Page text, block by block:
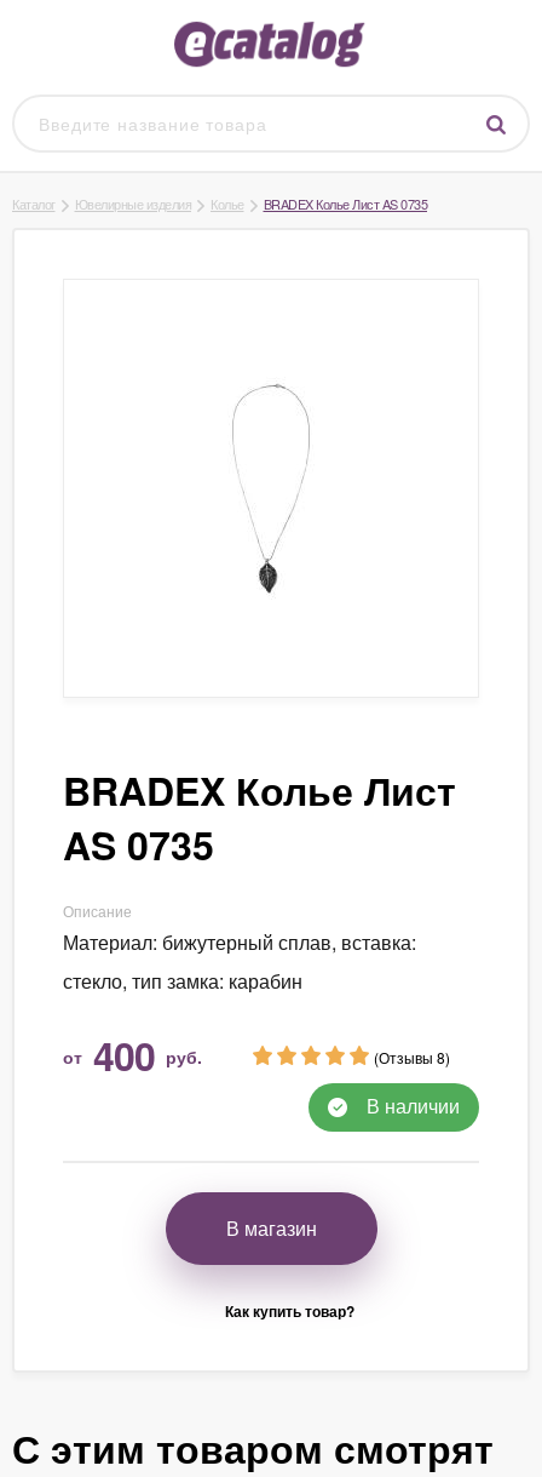
Каталог Ювелирные изделия Колье BRADEX Колье Лист AS 0735
BRADEX Колье Лист
AS 0735
Описание
Материал: бижутерный сплав, вставка:
стекло, тип замка: карабин
от 400 руб. (Отзывы 8)
В наличии
В магазин
Как купить товар?
С этим товаром смотрят